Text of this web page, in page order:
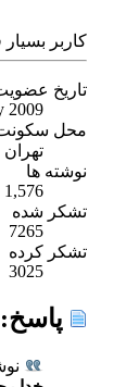
كاربر
تاریخ
2009
محل
تهران
نوشته ها
1,576
تشکر شده
7265
تشکر کرده
3025